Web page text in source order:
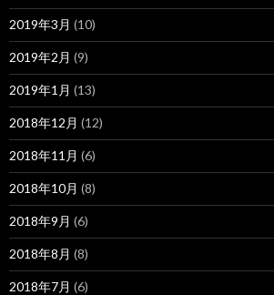
2019年3月 (10)
2019年2月 (9)
2019年1月 (13)
2018年12月 (12)
2018年11月 (6)
2018年10月 (8)
2018年9月 (6)
2018年8月 (8)
2018年7月 (6)